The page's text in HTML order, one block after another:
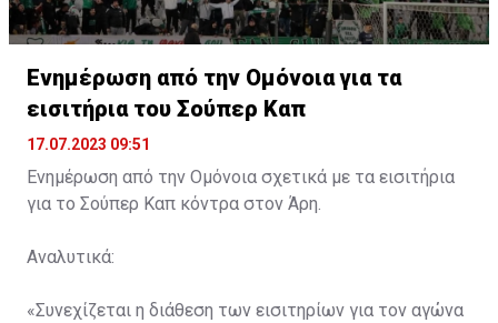
Ενημέρωση από την Ομόνοια για τα
εισιτήρια του Σούπερ Καπ
17.07.2023 09:51
Ενημέρωση από την Ομόνοια σχετικά με τα εισιτήρια
για το Σούπερ Καπ κόντρα στον Άρη.
Αναλυτικά:
«Συνεχίζεται η διάθεση των εισιτηρίων για τον αγώνα